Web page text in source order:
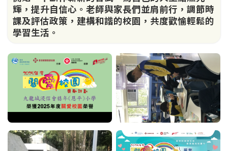
輝，提升自信心。老師與家長們並肩前行，調節時
課及評估政策，建構和諧的校園，共度歡愉輕鬆的
學習生活。